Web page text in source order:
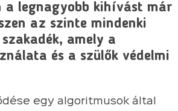
a legnagyobb kihívást már
az szinte mindenki
amely a
és a szülők védelmi
egy algoritmusok által